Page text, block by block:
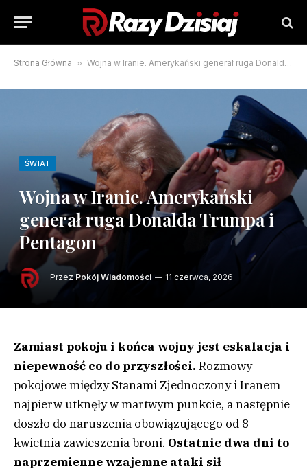
Strona Główna » Wojna w Iranie. Amerykański generał ruga Donalda Trumpa i Pentagon
ŚWIAT
Wojna w Iranie. Amerykański
generał ruga Donalda Trumpa i
Pentagon
Przez Pokój Wiadomości 11 czerwca, 2026
Zamiast pokoju i końca wojny jest eskalacja i
niepewność co do przyszłości. Rozmowy
pokojowe między Stanami Zjednoczony i Iranem
najpierw utknęły w martwym punkcie, a następnie
doszło do naruszenia obowiązującego od 8
kwietnia zawieszenia broni. Ostatnie dwa dni to
naprzemienne wzajemne ataki sił